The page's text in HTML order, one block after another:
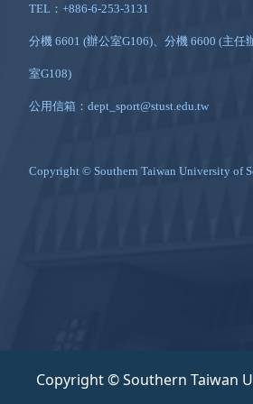
TEL：+886-6-253-3131
分機 6601 (辦公室G106)、分機 6600 (主任
室G108)
公用信箱：dept_sport@stust.edu.tw
Copyright © Southern Taiwan University of
Copyright © Southern Taiwan